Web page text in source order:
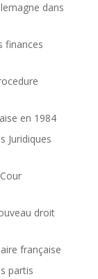
dans
finances
en 1984
Juridiques
droit
française
partis